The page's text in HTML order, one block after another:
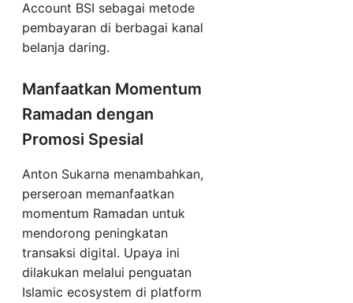
Account BSI sebagai metode
pembayaran di berbagai kanal
belanja daring.
Manfaatkan Momentum
Ramadan dengan
Promosi Spesial
Anton Sukarna menambahkan,
perseroan memanfaatkan
momentum Ramadan untuk
mendorong peningkatan
transaksi digital. Upaya ini
dilakukan melalui penguatan
Islamic ecosystem di platform